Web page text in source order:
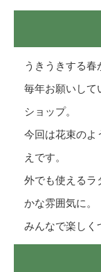
うきうきする春
毎年お願いして
ショップ。
今回は花束のよ
えです。
外でも使えるラ
かな雰囲気に。
みんなで楽しく